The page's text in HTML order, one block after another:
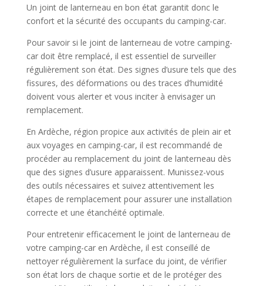
Un joint de lanterneau en bon état garantit donc le
confort et la sécurité des occupants du camping-car.
Pour savoir si le joint de lanterneau de votre camping-
car doit être remplacé, il est essentiel de surveiller
régulièrement son état. Des signes d’usure tels que des
fissures, des déformations ou des traces d’humidité
doivent vous alerter et vous inciter à envisager un
remplacement.
En Ardèche, région propice aux activités de plein air et
aux voyages en camping-car, il est recommandé de
procéder au remplacement du joint de lanterneau dès
que des signes d’usure apparaissent. Munissez-vous
des outils nécessaires et suivez attentivement les
étapes de remplacement pour assurer une installation
correcte et une étanchéité optimale.
Pour entretenir efficacement le joint de lanterneau de
votre camping-car en Ardèche, il est conseillé de
nettoyer régulièrement la surface du joint, de vérifier
son état lors de chaque sortie et de le protéger des